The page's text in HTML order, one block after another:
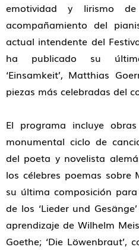
emotividad y lirismo
acompañamiento del
actual intendente del
ha publicado su
‘Einsamkeit’, Matthias
piezas más celebradas del
El programa incluye
monumental ciclo de
del poeta y novelista
los célebres poemas sobre
su última composición
de los ‘Lieder und
aprendizaje de Wilhelm
Goethe; ‘Die Löwenbraut’,